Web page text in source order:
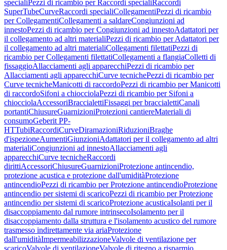
specialiPezzi di ricambio per Raccordi specialiRaccordi
SuperTubeCurveRaccordi specialiCollegamentiPezzi di ricambio
per CollegamentiCollegamenti a saldareCongiunzioni ad
innestoPezzi di ricambio per Congiunzioni ad innestoAdattatori per
il collegamento ad altri materialiPezzi di ricambio per Adattatori per
il collegamento ad altri materialiCollegamenti filettatiPezzi di
ricambio per Collegamenti filettatiCollegamenti a flangiaColletti di
fissaggioAllacciamenti agli apparecchiPezzi di ricambio per
Allacciamenti agli apparecchiCurve tecnichePezzi di ricambio per
Curve tecnicheManicotti di raccordoPezzi di ricambio per Manicotti
di raccordoSifoni a chiocciolaPezzi di ricambio per Sifoni a
chiocciolaAccessoriBraccialettiFissaggi per braccialettiCanali
portantiChiusureGuarnizioniProtezioni cantiereMateriali di
consumoGeberit PP-
HTTubiRaccordiCurveDiramazioniRiduzioniBraghe
d'ispezioneAumentiGiunzioniAdattatori per il collegamento ad altri
materialiCongiunzioni ad innestoAllacciamenti agli
apparecchiCurve tecnicheRaccordi
dirittiAccessoriChiusureGuarnizioniProtezione antincendio,
protezione acustica e protezione dall'umiditàProtezione
antincendioPezzi di ricambio per Protezione antincendioProtezione
antincendio per sistemi di scaricoPezzi di ricambio per Protezione
antincendio per sistemi di scaricoProtezione acusticaIsolanti per il
disaccoppiamento dal rumore intrinsecoIsolamento per il
disaccoppiamento dalla struttura e l'isolamento acustico del rumore
trasmesso indirettamente via ariaProtezione
dall'umiditàImpermeabilizzazioneValvole di ventilazione per
scaricoValvole di ventilazioneValvole di ritegno a risparmio